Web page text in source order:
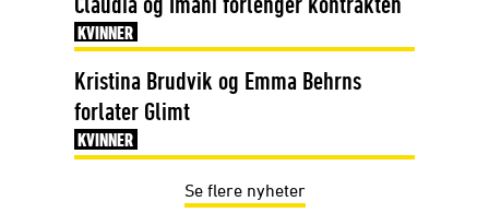
KVINNER
Kristina Brudvik og Emma Behrns
forlater Glimt
KVINNER
Se flere nyheter